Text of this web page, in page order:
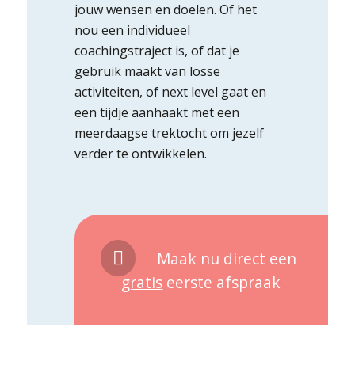
jouw wensen en doelen. Of het
nou een individueel
coachingstraject is, of dat je
gebruik maakt van losse
activiteiten, of next level gaat en
een tijdje aanhaakt met een
meerdaagse trektocht om jezelf
verder te ontwikkelen.
Maak nu direct een
gratis eerste afspraak